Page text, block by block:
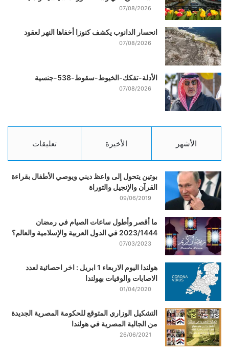
07/08/2026
انحسار الدانوب يكشف كنوزا أخفاها النهر لعقود
07/08/2026
الأدلة-تفكك-الخيوط-سقوط-538-جنسية
07/08/2026
الأشهر الأخيرة تعليقات
بوتين يتحول إلى واعظ ديني ويوصي الأطفال بقراءة
القرآن والإنجيل والتوراة
09/06/2019
ما أقصر وأطول ساعات الصيام في رمضان
2023/1444 في الدول العربية والإسلامية والعالم؟
07/03/2023
هولندا اليوم الاربعاء 1 ابريل : اخر احصائية لعدد
الاصابات والوفيات بهولندا
01/04/2020
التشكيل الوزاري المتوقع للحكومة المصرية الجديدة
من الجالية المصرية في هولندا
26/06/2021